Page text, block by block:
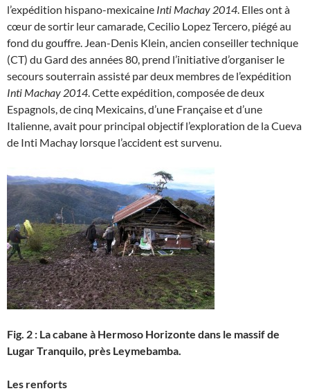
l’expédition hispano-mexicaine Inti Machay 2014. Elles ont à
cœur de sortir leur camarade, Cecilio Lopez Tercero, piégé au
fond du gouffre. Jean-Denis Klein, ancien conseiller technique
(CT) du Gard des années 80, prend l’initiative d’organiser le
secours souterrain assisté par deux membres de l’expédition
Inti Machay 2014. Cette expédition, composée de deux
Espagnols, de cinq Mexicains, d’une Française et d’une
Italienne, avait pour principal objectif l’exploration de la Cueva
de Inti Machay lorsque l’accident est survenu.
Fig. 2 : La cabane à Hermoso Horizonte dans le massif de
Lugar Tranquilo, près Leymebamba.
Les renforts